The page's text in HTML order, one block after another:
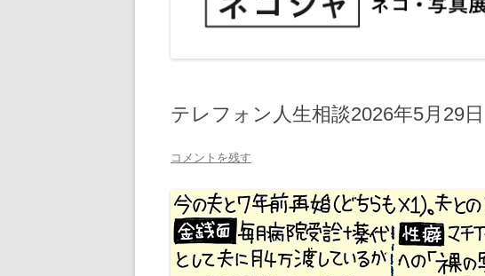
テレフォン人生相談2026年5月29日
コメントを残す